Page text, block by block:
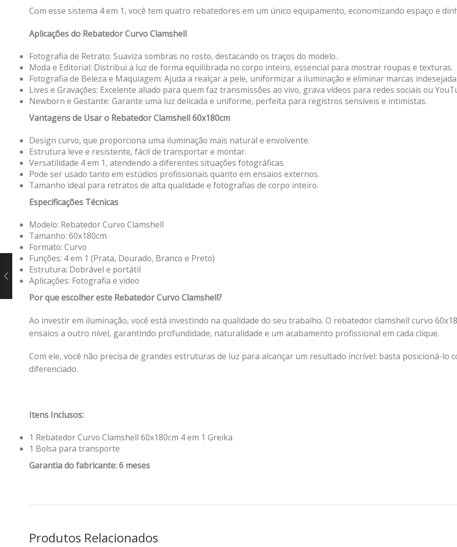
Com esse sistema 4 em 1, você tem quatro rebatedores em um único equipamento, economizando espaço e
Aplicações do Rebatedor Curvo Clamshell
Fotografia de Retrato: Suaviza sombras no rosto, destacando os traços do modelo.
Moda e Editorial: Distribui a luz de forma equilibrada no corpo inteiro, essencial para mostrar roupas e texturas.
Fotografia de Beleza e Maquiagem: Ajuda a realçar a pele, uniformizar a iluminação e eliminar marcas
Lives e Gravações: Excelente aliado para quem faz transmissões ao vivo, grava vídeos para redes sociais ou
Newborn e Gestante: Garante uma luz delicada e uniforme, perfeita para registros sensíveis e intimistas.
Vantagens de Usar o Rebatedor Clamshell 60x180cm
Design curvo, que proporciona uma iluminação mais natural e envolvente.
Estrutura leve e resistente, fácil de transportar e montar.
Versatilidade 4 em 1, atendendo a diferentes situações fotográficas.
Pode ser usado tanto em estúdios profissionais quanto em ensaios externos.
Tamanho ideal para retratos de alta qualidade e fotografias de corpo inteiro.
Especificações Técnicas
Modelo: Rebatedor Curvo Clamshell
Tamanho: 60x180cm
Formato: Curvo
Funções: 4 em 1 (Prata, Dourado, Branco e Preto)
Estrutura: Dobrável e portátil
Aplicações: Fotografia e vídeo
Por que escolher este Rebatedor Curvo Clamshell?
Ao investir em iluminação, você está investindo na qualidade do seu trabalho. O rebatedor clamshell curvo
ensaios a outro nível, garantindo profundidade, naturalidade e um acabamento profissional em cada clique.
Com ele, você não precisa de grandes estruturas de luz para alcançar um resultado incrível: basta posicioná-
diferenciado.
Itens Inclusos:
1 Rebatedor Curvo Clamshell 60x180cm 4 em 1 Greika
1 Bolsa para transporte
Garantia do fabricante: 6 meses
Produtos Relacionados